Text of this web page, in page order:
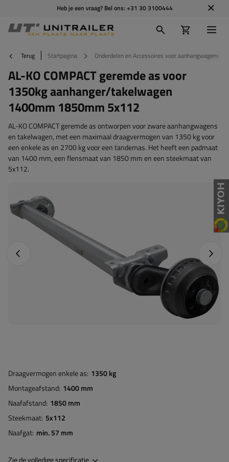
Heb je een vraag? Bel ons: +31 30 3100444
Terug Startpagina Onderdelen en Accessoires voor aanhangwagens
AL-KO COMPACT geremde as voor
1350kg aanhanger/takelwagen
1400mm 1850mm 5x112
AL-KO COMPACT geremde as ontworpen voor zware aanhangwagens
en takelwagen, met een maximaal draagvermogen van 1350 kg voor
een enkele as en 2700 kg voor een tandemas. Het heeft een padmaat
van 1400 mm, een flensmaat van 1850 mm en een steekmaat van
5x112.
Vorige foto
Draagvermogen enkele as 1350 kg
Montageafstand 1400 mm
Naafafstand 1850 mm
Steekmaat 5x112
Naafgat min. 57 mm
Zie de volledige specificatie